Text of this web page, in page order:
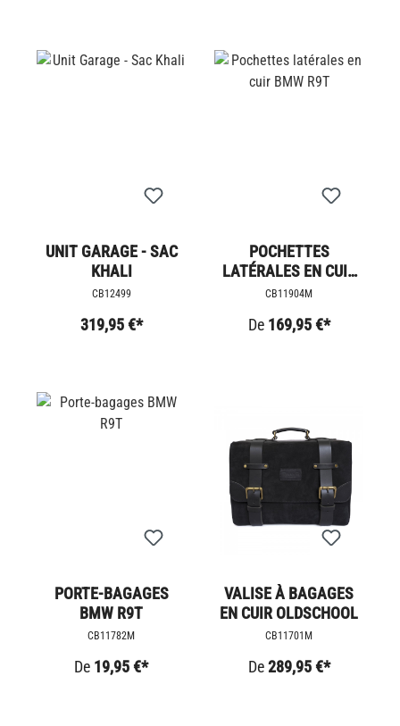
UNIT GARAGE - SAC
KHALI
CB12499
319,95 €*
POCHETTES
LATÉRALES EN CUIR
BMW R9T
CB11904M
De 169,95 €*
PORTE-BAGAGES
BMW R9T
CB11782M
De 19,95 €*
VALISE À BAGAGES
EN CUIR OLDSCHOOL
CB11701M
De289,95 €*